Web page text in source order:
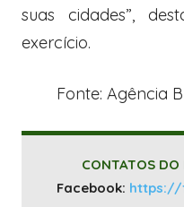
suas cidades”,
exercício.
Fonte: Agência
CONTATOS DO
Facebook: